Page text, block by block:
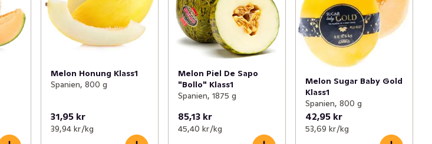
Melon Honung Klass1
Spanien, 800 g
31,95 kr
39,94 kr /kg
Melon Piel De Sapo
"Bollo" Klass1
Spanien, 1875 g
85,13 kr
45,40 kr /kg
Melon Sugar Baby Gold
Klass1
Spanien, 800 g
42,95 kr
53,69 kr /kg